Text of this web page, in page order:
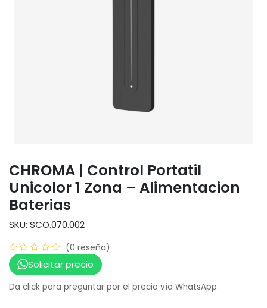
CHROMA | Control Portatil
Unicolor 1 Zona – Alimentacion
Baterias
SKU: SCO.070.002
(0 reseña)
Solicitar precio
Da click para preguntar por el precio vía WhatsApp.